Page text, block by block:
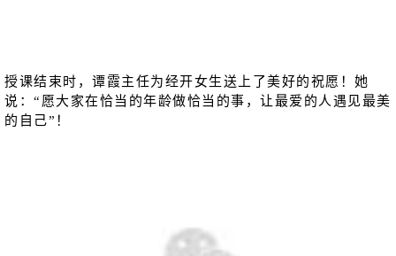
授课结束时，谭霞主任为经开女生送上了美好的祝愿！她
说：“愿大家在恰当的年龄做恰当的事，让最爱的人遇见最美
的自己”！